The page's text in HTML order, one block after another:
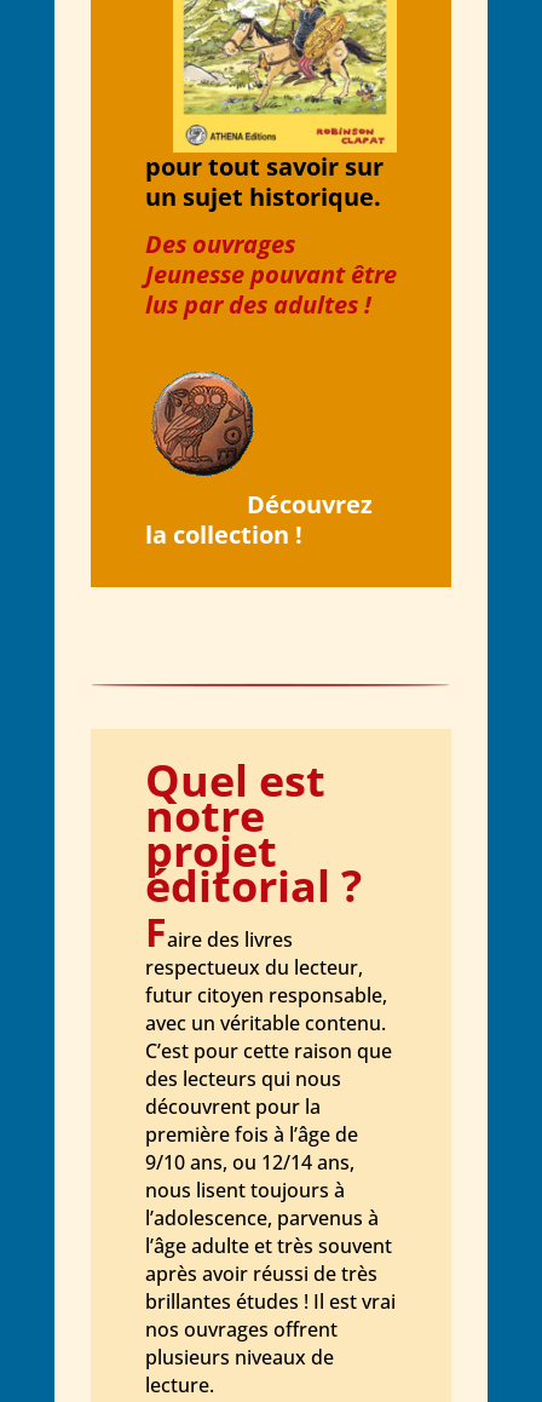
pour tout savoir sur
un sujet historique.
Des ouvrages
Jeunesse pouvant être
lus par des adultes !
Découvrez
la collection !
Quel est
notre
projet
éditorial ?
Faire des livres
respectueux du lecteur,
futur citoyen responsable,
avec un véritable contenu.
C’est pour cette raison que
des lecteurs qui nous
découvrent pour la
première fois à l’âge de
9/10 ans, ou 12/14 ans,
nous lisent toujours à
l’adolescence, parvenus à
l’âge adulte et très souvent
après avoir réussi de très
brillantes études ! Il est vrai
nos ouvrages offrent
plusieurs niveaux de
lecture.